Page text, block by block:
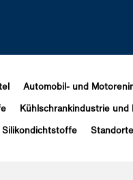
Automobil- und
Kühlschrankindustrie und
Silikondichtstoffe